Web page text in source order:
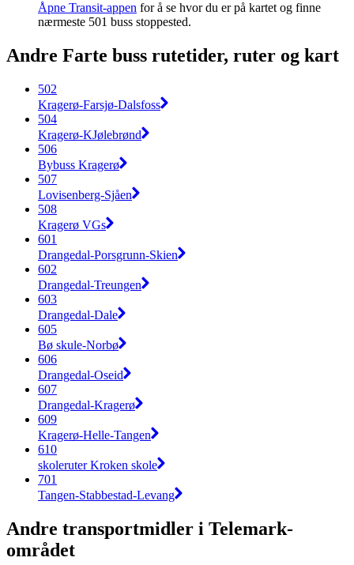
Åpne Transit-appen for å se hvor du er på kartet og finne
nærmeste 501 buss stoppested.
Andre Farte buss rutetider, ruter og kart
502
Kragerø-Farsjø-Dalsfoss
504
Kragerø-KJølebrønd
506
Bybuss Kragerø
507
Lovisenberg-Sjåen
508
Kragerø VGs
601
Drangedal-Porsgrunn-Skien
602
Drangedal-Treungen
603
Drangedal-Dale
605
Bø skule-Norbø
606
Drangedal-Oseid
607
Drangedal-Kragerø
609
Kragerø-Helle-Tangen
610
skoleruter Kroken skole
701
Tangen-Stabbestad-Levang
Andre transportmidler i Telemark-
området